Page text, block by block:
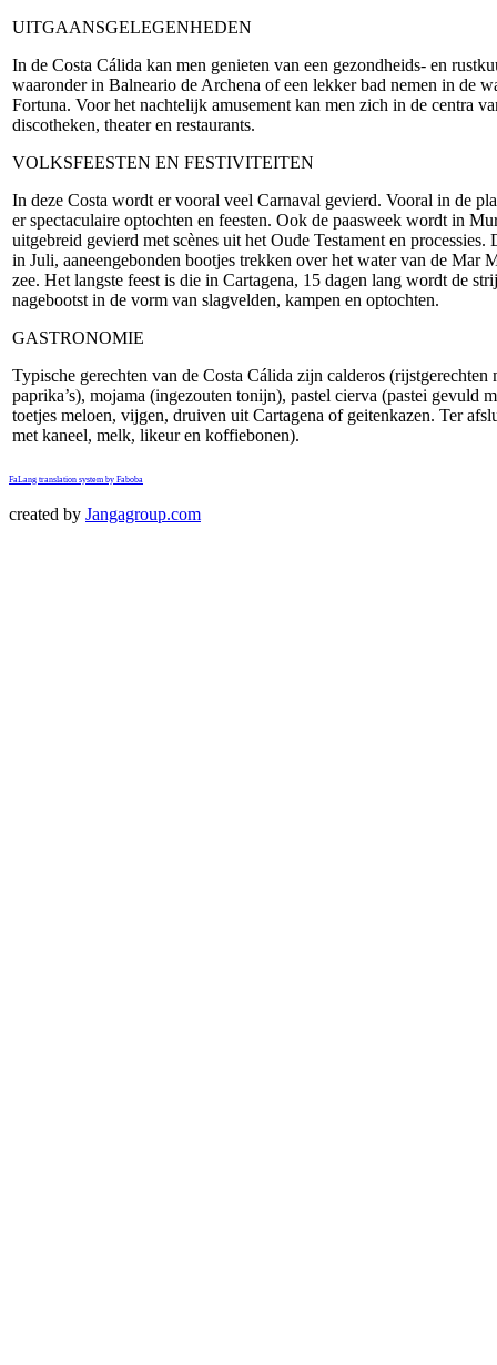
UITGAANSGELEGENHEDEN
In de Costa Cálida kan men genieten van een gezondheids- en
waaronder in Balneario de Archena of een lekker bad nemen in de
Fortuna. Voor het nachtelijk amusement kan men zich in de centra
discotheken, theater en restaurants.
VOLKSFEESTEN EN FESTIVITEITEN
In deze Costa wordt er vooral veel Carnaval gevierd. Vooral in de
er spectaculaire optochten en feesten. Ook de paasweek wordt in
uitgebreid gevierd met scènes uit het Oude Testament en
in Juli, aaneengebonden bootjes trekken over het water van de Mar
zee. Het langste feest is die in Cartagena, 15 dagen lang wordt de
nagebootst in de vorm van slagvelden, kampen en optochten.
GASTRONOMIE
Typische gerechten van de Costa Cálida zijn calderos (rijstgerechten
paprika’s), mojama (ingezouten tonijn), pastel cierva (pastei gevuld
toetjes meloen, vijgen, druiven uit Cartagena of geitenkazen. Ter
met kaneel, melk, likeur en koffiebonen).
FaLang translation system by Faboba
created by Jangagroup.com